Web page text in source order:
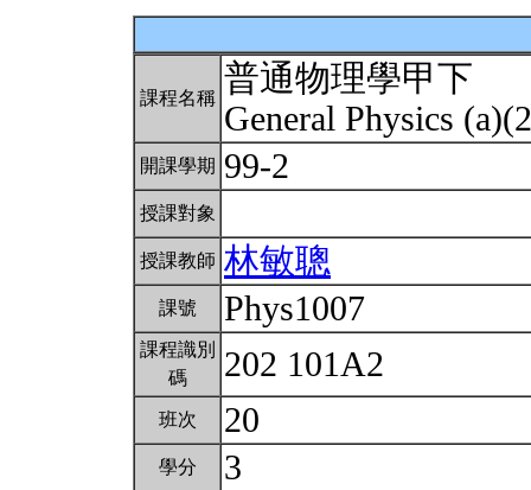
課程名稱 普通物理學甲下
General Physics
開課學期 99-2
授課對象
授課教師 林敏聰
課號 Phys1007
課程識別
碼
202 101A2
班次 20
學分 3